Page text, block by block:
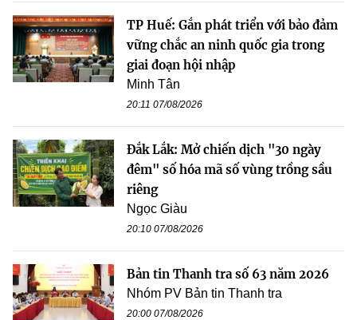
TP Huế: Gắn phát triển với bảo đảm
vững chắc an ninh quốc gia trong
giai đoạn hội nhập
Minh Tân
20:11 07/08/2026
Đắk Lắk: Mở chiến dịch "30 ngày
đêm" số hóa mã số vùng trồng sầu
riêng
Ngọc Giàu
20:10 07/08/2026
Bản tin Thanh tra số 63 năm 2026
Nhóm PV Bản tin Thanh tra
20:00 07/08/2026